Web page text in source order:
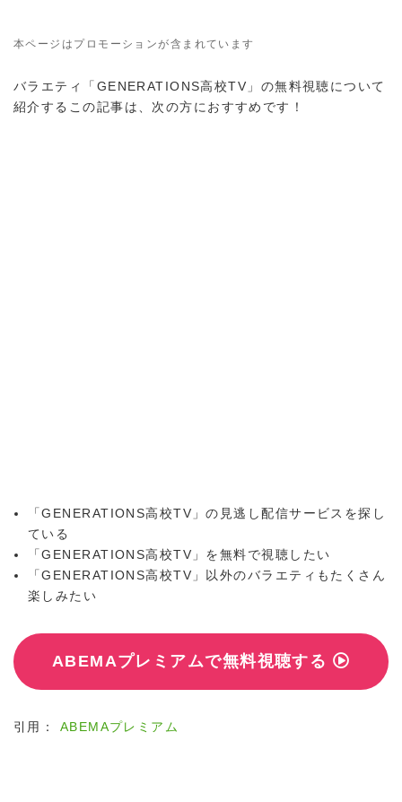
本ページはプロモーションが含まれています
バラエティ「GENERATIONS高校TV」の無料視聴について
紹介するこの記事は、次の方におすすめです！
「GENERATIONS高校TV」の見逃し配信サービスを探し
ている
「GENERATIONS高校TV」を無料で視聴したい
「GENERATIONS高校TV」以外のバラエティもたくさん
楽しみたい
ABEMAプレミアムで無料視聴する
引用： ABEMAプレミアム